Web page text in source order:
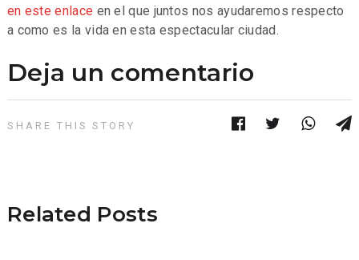
en este enlace en el que juntos nos ayudaremos respecto
a como es la vida en esta espectacular ciudad.
Deja un comentario
SHARE THIS STORY
Related Posts